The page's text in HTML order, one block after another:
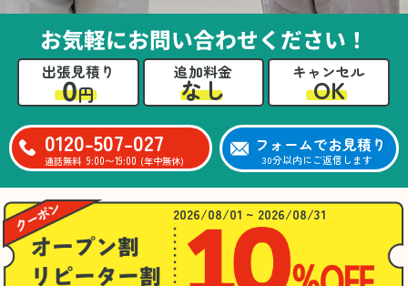
お気軽にお問い合わせください！
出張見積り
0円
追加料金
なし
キャンセル
OK
0120-507-027
通話無料 9:00〜19:00 (年中無休)
フォームでお見積り
30分以内にご返信します
2026/08/01 ~ 2026/08/31